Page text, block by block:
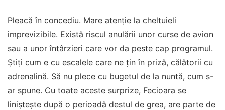
Pleacă în concediu. Mare atenție la cheltuieli
imprevizibile. Există riscul anulării unor curse de avion
sau a unor întârzieri care vor da peste cap programul.
Știți cum e cu escalele care ne țin în priză, călătorii cu
adrenalină. Să nu plece cu bugetul de la nuntă, cum s-
ar spune. Cu toate aceste surprize, Fecioara se
liniștește după o perioadă destul de grea, are parte de